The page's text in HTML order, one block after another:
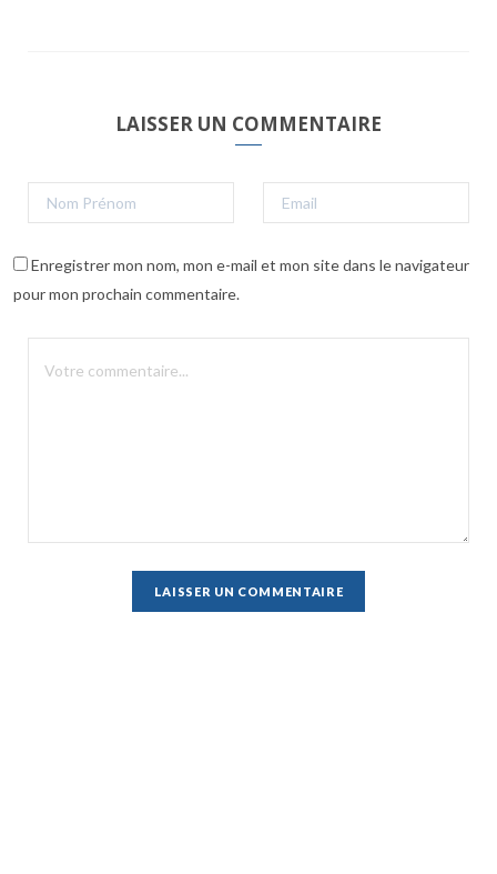
LAISSER UN COMMENTAIRE
Enregistrer mon nom, mon e-mail et mon site dans le navigateur
pour mon prochain commentaire.